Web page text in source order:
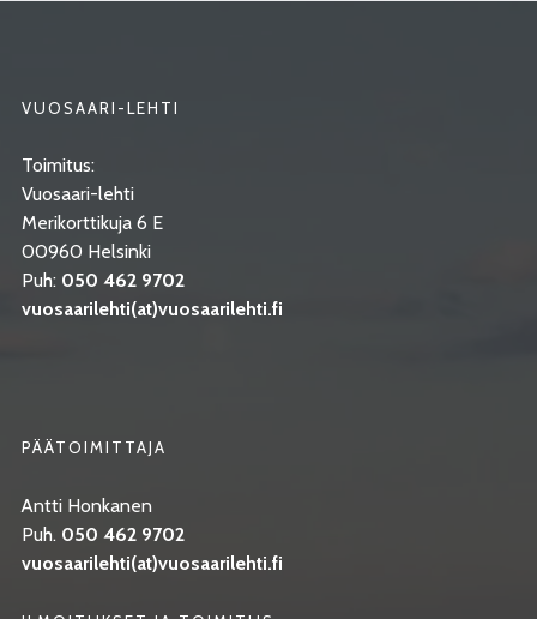
VUOSAARI-LEHTI
Toimitus:
Vuosaari-lehti
Merikorttikuja 6 E
00960 Helsinki
Puh: 050 462 9702
vuosaarilehti(at)vuosaarilehti.fi
PÄÄTOIMITTAJA
Antti Honkanen
Puh. 050 462 9702
vuosaarilehti(at)vuosaarilehti.fi